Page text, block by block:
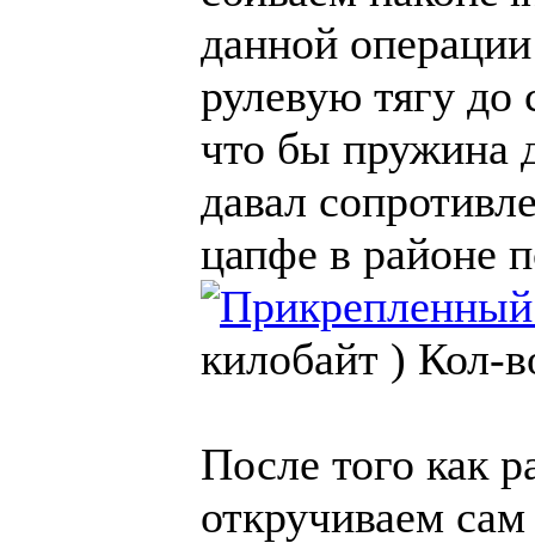
данной
рулевую тягу до
что бы пружина
давал
цапфе в районе
килобайт ) Кол-
После того как
откручиваем